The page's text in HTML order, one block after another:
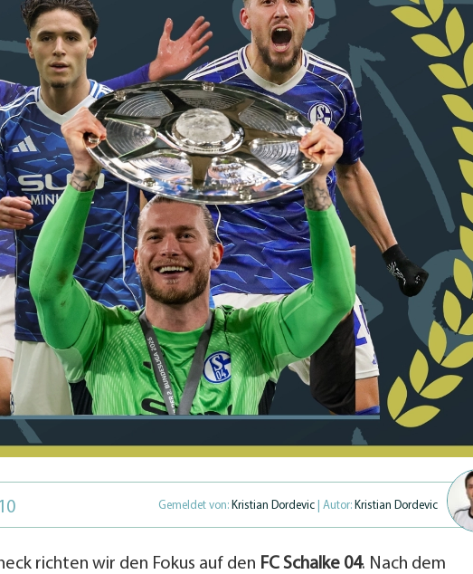
10 Gemeldet von: Kristian Dordevic | Autor: Kristian Dordevic
richten wir den Fokus auf den FC Schalke 04. Nach dem